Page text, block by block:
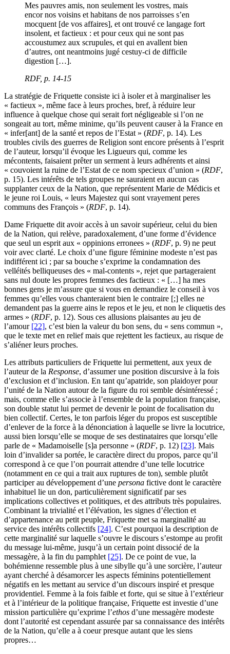
Mes pauvres amis, non seulement les vostres, mais
encor nos voisins et habitans de nos parroisses s’en
mocquent [de vos affaires], et ont trouvé ce langage fort
insolent, et factieux : et pour ceux qui ne sont pas
accoustumez aux scrupules, et qui en avallent bien
d’autres, ont neantmoins jugé cestuy-ci de difficile
digestion […].
RDF, p. 14-15
La stratégie de Friquette consiste ici à isoler et à marginaliser les
« factieux », même face à leurs proches, bref, à réduire leur
influence à quelque chose qui serait fort négligeable si l’on ne
songeait au tort, même minime, qu’ils peuvent causer à la France en
« infer[ant] de la santé et repos de l’Estat » (RDF, p. 14). Les
troubles civils des guerres de Religion sont encore présents à l’esprit
de l’auteur, lorsqu’il évoque les Ligueurs qui, comme les
mécontents, faisaient prêter un serment à leurs adhérents et ainsi
« couvoient la ruine de l’Estat de ce nom specieux d’union » (RDF,
p. 15). Les intérêts de tels groupes ne sauraient en aucun cas
supplanter ceux de la Nation, que représentent Marie de Médicis et
le jeune roi Louis, « leurs Majestez qui sont vrayement peres
communs des François » (RDF, p. 14).
Dame Friquette dit avoir accès à un savoir supérieur, celui du bien
de la Nation, qui relève, paradoxalement, d’une forme d’évidence
que seul un esprit aux « oppinions erronees » (RDF, p. 9) ne peut
voir avec clarté. Le choix d’une figure féminine modeste n’est pas
indifférent ici ; par sa bouche s’exprime la condamnation des
velléités belliqueuses des « mal-contents », rejet que partageraient
sans nul doute les propres femmes des factieux : « […] ha mes
bonnes gens je m’assure que si vous en demandiez le conseil à vos
femmes qu’elles vous chanteraient bien le contraire [;] elles ne
demandent pas la guerre ains le repos et le jeu, et non le cliquetis des
armes » (RDF, p. 12). Sous ces allusions plaisantes au jeu de
l’amour [22], c’est bien la valeur du bon sens, du « sens commun »,
que le texte met en relief mais que rejettent les factieux, au risque de
s’aliéner leurs proches.
Les attributs particuliers de Friquette lui permettent, aux yeux de
l’auteur de la Response, d’assumer une position discursive à la fois
d’exclusion et d’inclusion. En tant qu’apatride, son plaidoyer pour
l’unité de la Nation autour de la figure du roi semble désintéressé ;
mais, comme elle s’associe à l’ensemble de la population française,
son double statut lui permet de devenir le point de focalisation du
bien collectif. Certes, le ton parfois léger du propos est susceptible
d’enlever de la force à la dénonciation à laquelle se livre la locutrice,
aussi bien lorsqu’elle se moque de ses destinataires que lorsqu’elle
parle de « Madamoiselle [s]a personne » (RDF, p. 12) [23]. Mais
loin d’invalider sa portée, le caractère direct du propos, parce qu’il
correspond à ce que l’on pourrait attendre d’une telle locutrice
(notamment en ce qui a trait aux ruptures de ton), semble plutôt
participer au développement d’une persona fictive dont le caractère
inhabituel lie un don, particulièrement significatif par ses
implications collectives et politiques, et des attributs très populaires.
Combinant la trivialité et l’élévation, les signes d’élection et
d’appartenance au petit peuple, Friquette met sa marginalité au
service des intérêts collectifs [24]. C’est pourquoi la description de
cette marginalité sur laquelle s’ouvre le discours s’estompe au profit
du message lui-même, jusqu’à un certain point dissocié de la
messagère, à la fin du pamphlet [25]. De ce point de vue, la
bohémienne ressemble plus à une sibylle qu’à une sorcière, l’auteur
ayant cherché à désamorcer les aspects féminins potentiellement
négatifs en les mettant au service d’un discours inspiré et presque
providentiel. Femme à la fois faible et forte, qui se situe à l’extérieur
et à l’intérieur de la politique française, Friquette est investie d’une
mission particulière qu’exprime l’ethos d’une messagère modeste
dont l’autorité est cependant assurée par sa connaissance des intérêts
de la Nation, qu’elle a à coeur presque autant que les siens
propres…